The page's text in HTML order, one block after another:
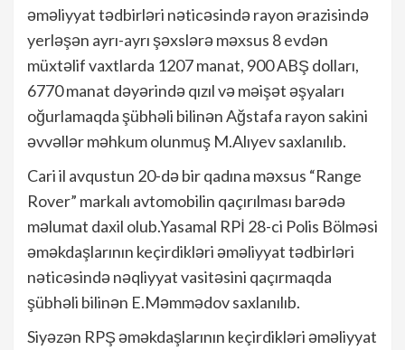
əməliyyat tədbirləri nəticəsində rayon ərazisində
yerləşən ayrı-ayrı şəxslərə məxsus 8 evdən
müxtəlif vaxtlarda 1207 manat, 900 ABŞ dolları,
6770 manat dəyərində qızıl və məişət əşyaları
oğurlamaqda şübhəli bilinən Ağstafa rayon sakini
əvvəllər məhkum olunmuş M.Alıyev saxlanılıb.
Cari il avqustun 20-də bir qadına məxsus “Range
Rover” markalı avtomobilin qaçırılması barədə
məlumat daxil olub.Yasamal RPİ 28-ci Polis Bölməsi
əməkdaşlarının keçirdikləri əməliyyat tədbirləri
nəticəsində nəqliyyat vasitəsini qaçırmaqda
şübhəli bilinən E.Məmmədov saxlanılıb.
Siyəzən RPŞ əməkdaşlarının keçirdikləri əməliyyat